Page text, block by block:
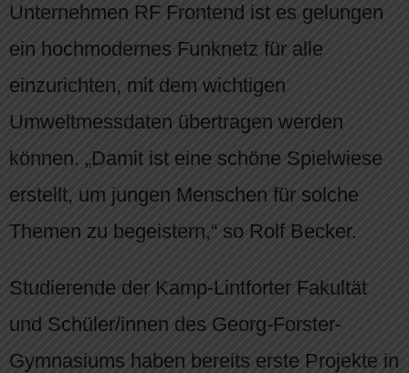
Unternehmen RF Frontend ist es gelungen
ein hochmodernes Funknetz für alle
einzurichten, mit dem wichtigen
Umweltmessdaten übertragen werden
können. „Damit ist eine schöne Spielwiese
erstellt, um jungen Menschen für solche
Themen zu begeistern,“ so Rolf Becker.
Studierende der Kamp-Lintforter Fakultät
und Schüler/innen des Georg-Forster-
Gymnasiums haben bereits erste Projekte in